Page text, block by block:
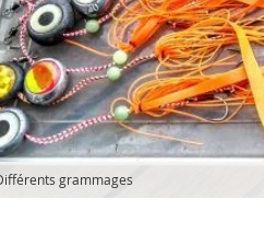
grammages